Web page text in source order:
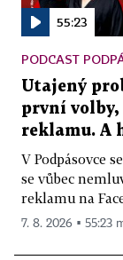
55:23
PODCAST
Utajený
první
reklamu. A
V Podpásovce
se vůbec
reklamu na
7. 8. 2026 ▪ 55:23